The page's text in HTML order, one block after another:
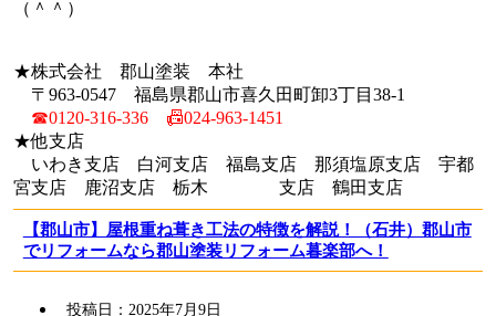
（＾＾）
★株式会社 郡山塗装 本社
〒963-0547 福島県郡山市喜久田町卸3丁目38-1
☎0120-316-336 📠024-963-1451
★他支店
いわき支店 白河支店 福島支店 那須塩原支店 宇都
宮支店 鹿沼支店 栃木 支店 鶴田支店
【郡山市】屋根重ね葺き工法の特徴を解説！（石井）郡山市
でリフォームなら郡山塗装リフォーム暮楽部へ！
投稿日： 2025年7月9日